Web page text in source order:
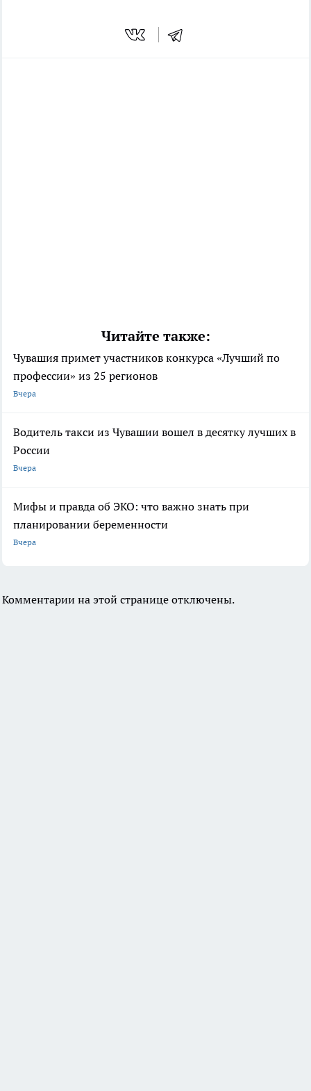
Читайте также:
Чувашия примет участников конкурса «Лучший по
профессии» из 25 регионов
Вчера
Водитель такси из Чувашии вошел в десятку лучших в
России
Вчера
Мифы и правда об ЭКО: что важно знать при
планировании беременности
Вчера
Комментарии на этой странице отключены.